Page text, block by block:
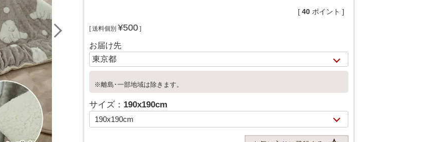
[ 40 ポイント ]
送料個別 ¥500
お届け先
※離島･一部地域は除きます。
サイズ： 190x190cm